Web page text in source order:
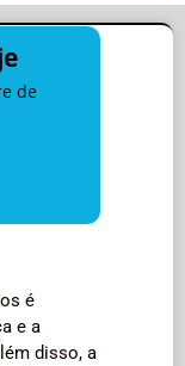
de
é
e a
disso, a